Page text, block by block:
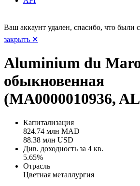
Ваш аккаунт удален, спасибо, что были
закрыть ✕
Aluminium du
обыкновенная
(MA0000010936,
Капитализация
824.74 млн MAD
88.38 млн USD
Див. доходность за 4 кв.
5.65%
Отрасль
Цветная металлургия